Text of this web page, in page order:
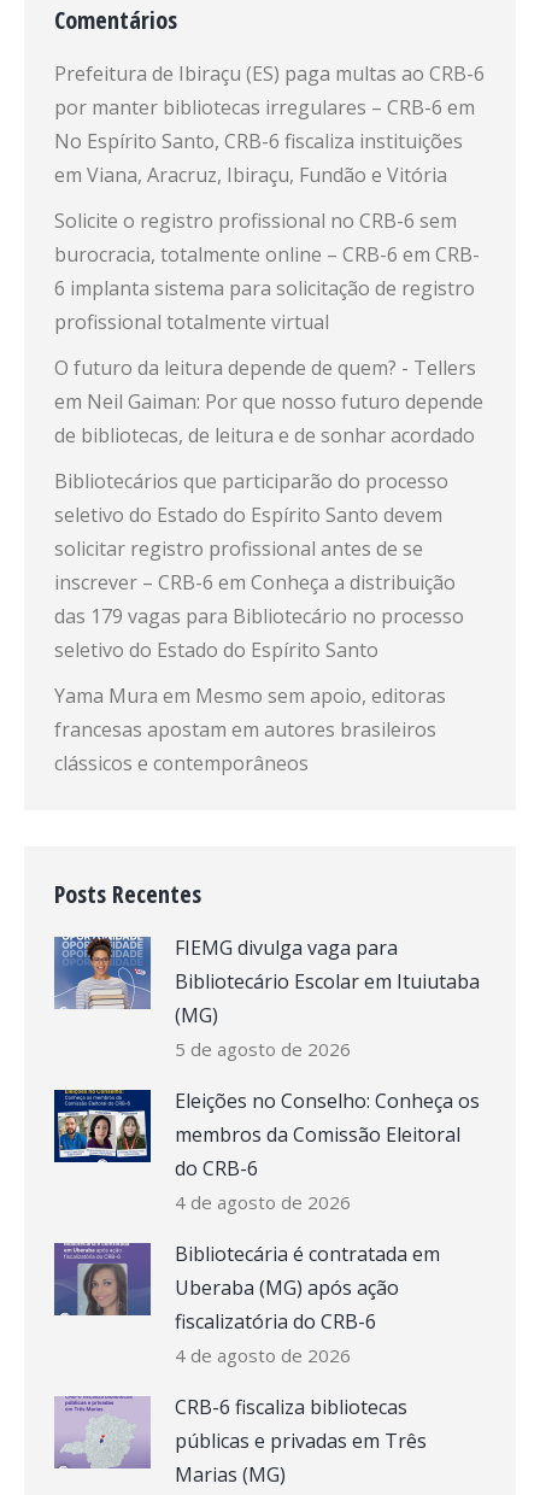
Comentários
Prefeitura de Ibiraçu (ES) paga multas ao CRB-6
por manter bibliotecas irregulares – CRB-6 em
No Espírito Santo, CRB-6 fiscaliza instituições
em Viana, Aracruz, Ibiraçu, Fundão e Vitória
Solicite o registro profissional no CRB-6 sem
burocracia, totalmente online – CRB-6 em CRB-
6 implanta sistema para solicitação de registro
profissional totalmente virtual
O futuro da leitura depende de quem? - Tellers
em Neil Gaiman: Por que nosso futuro depende
de bibliotecas, de leitura e de sonhar acordado
Bibliotecários que participarão do processo
seletivo do Estado do Espírito Santo devem
solicitar registro profissional antes de se
inscrever – CRB-6 em Conheça a distribuição
das 179 vagas para Bibliotecário no processo
seletivo do Estado do Espírito Santo
Yama Mura em Mesmo sem apoio, editoras
francesas apostam em autores brasileiros
clássicos e contemporâneos
Posts Recentes
FIEMG divulga vaga para
Bibliotecário Escolar em Ituiutaba
(MG)
5 de agosto de 2026
Eleições no Conselho: Conheça os
membros da Comissão Eleitoral
do CRB-6
4 de agosto de 2026
Bibliotecária é contratada em
Uberaba (MG) após ação
fiscalizatória do CRB-6
4 de agosto de 2026
CRB-6 fiscaliza bibliotecas
públicas e privadas em Três
Marias (MG)